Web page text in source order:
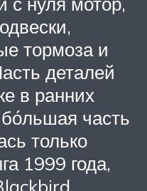
тормоза и
деталей
в ранних
часть
только
1999 года,